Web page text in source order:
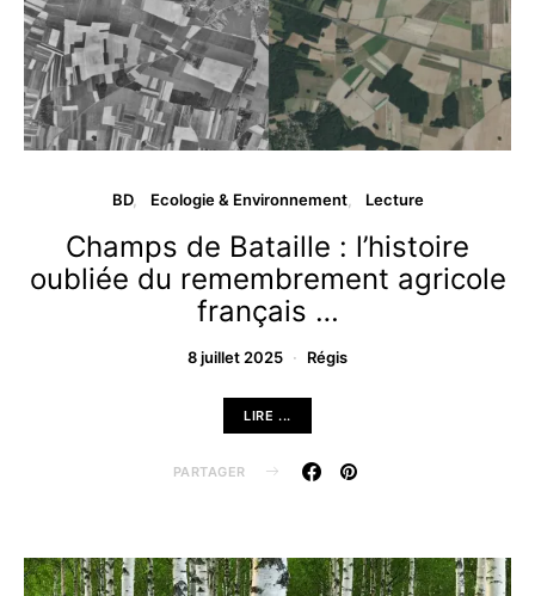
BD Ecologie & Environnement Lecture
Champs de Bataille : l’histoire
oubliée du remembrement agricole
français …
8 juillet 2025 Régis
LIRE ...
PARTAGER